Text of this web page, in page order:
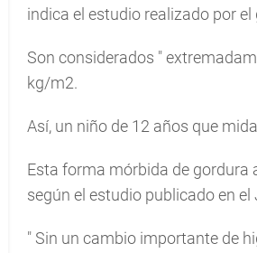
indica el estudio realizado por
Son considerados "
kg/m2.
Así, un niño de 12 años que
Esta forma mórbida de gordura
según el estudio publicado en
" Sin un cambio importante de